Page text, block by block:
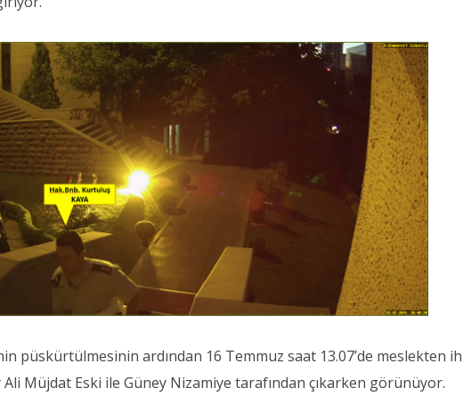
püskürtülmesinin ardından 16 Temmuz saat 13.07’de meslekten
Müjdat Eski ile Güney Nizamiye tarafından çıkarken görünüyor.